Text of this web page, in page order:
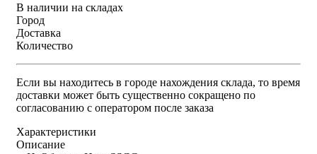
В наличии на складах
Город
Доставка
Количество
Если вы находитесь в городе нахождения склада, то время
доставки может быть существенно сокращено по
согласованию с оператором после заказа
Характеристики
Описание